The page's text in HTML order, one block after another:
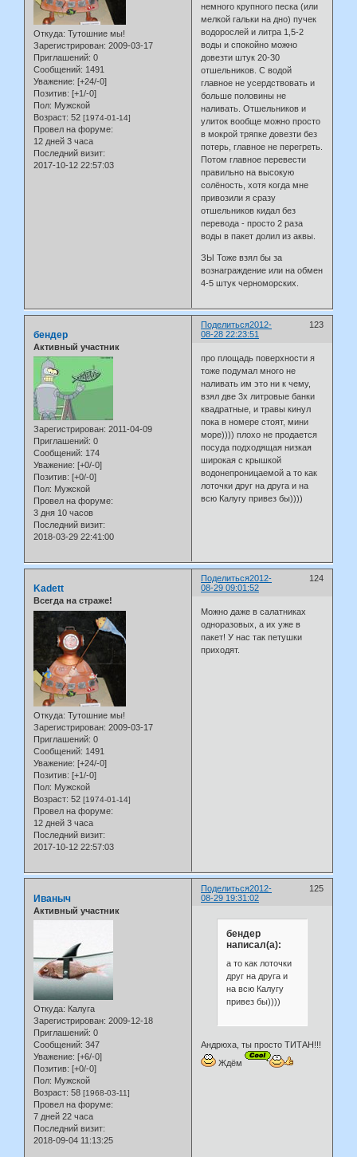
Откуда: Тутошние мы!
Зарегистрирован: 2009-03-17
Приглашений: 0
Сообщений: 1491
Уважение: [+24/-0]
Позитив: [+1/-0]
Пол: Мужской
Возраст: 52 [1974-01-14]
Провел на форуме:
12 дней 3 часа
Последний визит:
2017-10-12 22:57:03
немного крупного песка (или
мелкой гальки на дно) пучек
водорослей и литра 1,5-2
воды и спокойно можно
довезти штук 20-30
отшельников. С водой
главное не усердствовать и
больше половины не
наливать. Отшельников и
улиток вообще можно просто
в мокрой тряпке довезти без
потерь, главное не перегреть.
Потом главное перевести
правильно на высокую
солёность, хотя когда мне
привозили я сразу
отшельников кидал без
перевода - просто 2 раза
воды в пакет долил из аквы.
ЗЫ Тоже взял бы за
вознаграждение или на обмен
4-5 штук черноморских.
Поделиться 123
2012-
08-28 22:23:51
бендер
Активный участник
Зарегистрирован: 2011-04-09
Приглашений: 0
Сообщений: 174
Уважение: [+0/-0]
Позитив: [+0/-0]
Пол: Мужской
Провел на форуме:
3 дня 10 часов
Последний визит:
2018-03-29 22:41:00
про площадь поверхности я
тоже подумал много не
наливать им это ни к чему,
взял две 3х литровые банки
квадратные, и травы кинул
пока в номере стоят, мини
море)))) плохо не продается
посуда подходящая низкая
широкая с крышкой
водонепроницаемой а то как
лоточки друг на друга и на
всю Калугу привез бы))))
Поделиться 124
2012-
08-29 09:01:52
Kadett
Всегда на страже!
Откуда: Тутошние мы!
Зарегистрирован: 2009-03-17
Приглашений: 0
Сообщений: 1491
Уважение: [+24/-0]
Позитив: [+1/-0]
Пол: Мужской
Возраст: 52 [1974-01-14]
Провел на форуме:
12 дней 3 часа
Последний визит:
2017-10-12 22:57:03
Можно даже в салатниках
одноразовых, а их уже в
пакет! У нас так петушки
приходят.
Поделиться 125
2012-
08-29 19:31:02
Иваныч
Активный участник
Откуда: Калуга
Зарегистрирован: 2009-12-18
Приглашений: 0
Сообщений: 347
Уважение: [+6/-0]
Позитив: [+0/-0]
Пол: Мужской
Возраст: 58 [1968-03-11]
Провел на форуме:
7 дней 22 часа
Последний визит:
2018-09-04 11:13:25
бендер
написал(а):
а то как лоточки
друг на друга и
на всю Калугу
привез бы))))
Андрюха, ты просто ТИТАН!!!
Ждём